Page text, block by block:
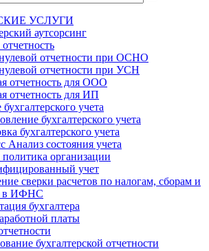
УСЛУГИ
аутсорсинг
отчетности при ОСНО
отчетности при УСН
отчетность для ООО
отчетность для ИП
учета
бухгалтерского учета
бухгалтерского учета
Анализ состояния учета
политика организации
учет
сверки расчетов по налогам, сборам и
в ИФНС
бухгалтера
платы
бухгалтерской отчетности